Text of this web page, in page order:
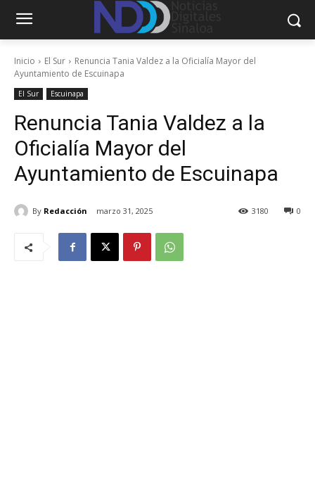
Inicio El Sur
Renuncia Tania Valdez a la Oficialía Mayor del
Ayuntamiento de Escuinapa
El Sur Escuinapa
Renuncia Tania Valdez a la
Oficialía Mayor del
Ayuntamiento de Escuinapa
By Redacción marzo 31, 2025 0
3180